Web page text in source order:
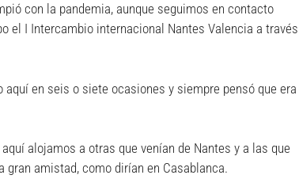
con la pandemia, aunque seguimos en contacto
el I Intercambio internacional Nantes Valencia a través
en seis o siete ocasiones y siempre pensó que era
alojamos a otras que venían de Nantes y a las que
gran amistad, como dirían en Casablanca.